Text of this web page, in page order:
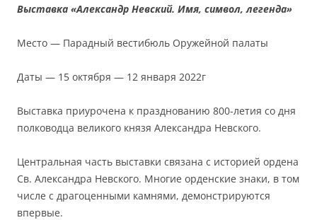
Выставка «Александр Невский. Имя, символ, легенда»
Место — Парадный вестибюль Оружейной палаты
Даты — 15 октября — 12 января 2022г
Выставка приурочена к празднованию 800-летия со дня
полководца великого князя Александра Невского.
Центральная часть выставки связана с историей ордена
Св. Александра Невского. Многие орденские знаки, в том
числе с драгоценными камнями, демонстрируются
впервые.